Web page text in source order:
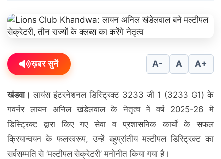
ख़बर सुनें A- A A+
खंडवा। लायंस इंटरनेशनल डिस्ट्रिक्ट 3233 जी 1 (3233 G1) के
गवर्नर लायन अनिल खंडेलवाल के नेतृत्व में वर्ष 2025-26 में
डिस्ट्रिक्ट द्वारा किए गए सेवा व प्रशासनिक कार्यों के सफल
क्रियान्वयन के फलस्वरूप, उन्हें बहुप्रांतीय मल्टीपल डिस्ट्रिक्ट का
सर्वसम्मति से ‘मल्टीपल सेक्रेटरी’ मनोनीत किया गया है।